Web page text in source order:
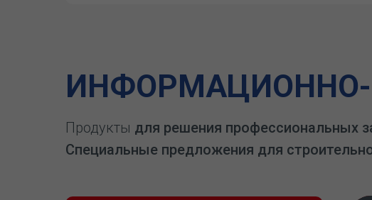
ИНФОРМАЦИОННО-
Продукты для решения профессиональных
Специальные предложения для